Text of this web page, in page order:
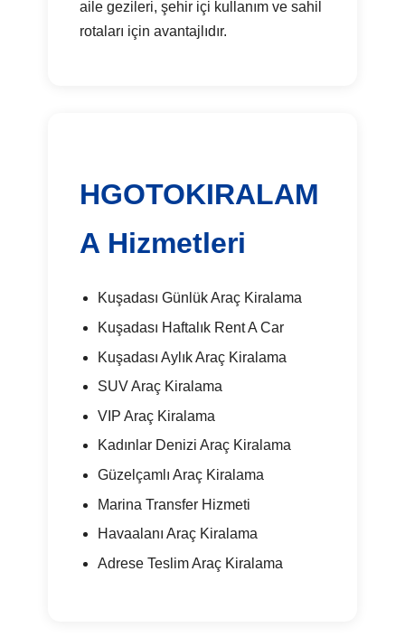
aile gezileri, şehir içi kullanım ve sahil
rotaları için avantajlıdır.
HGOTOKIRALAM
A Hizmetleri
Kuşadası Günlük Araç Kiralama
Kuşadası Haftalık Rent A Car
Kuşadası Aylık Araç Kiralama
SUV Araç Kiralama
VIP Araç Kiralama
Kadınlar Denizi Araç Kiralama
Güzelçamlı Araç Kiralama
Marina Transfer Hizmeti
Havaalanı Araç Kiralama
Adrese Teslim Araç Kiralama